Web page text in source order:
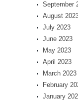
September
August
July 2023
June 2023
May 2023
April 2023
March 2023
February
January